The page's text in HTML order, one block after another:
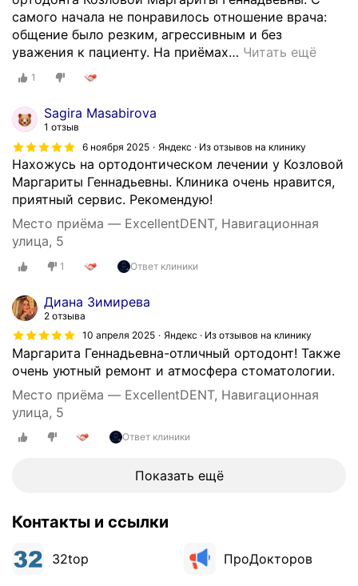
самого начала не понравилось отношение врача:
общение было резким, агрессивным и без
уважения к пациенту. На приёмах… Читать ещё
1
Sagira Masabirova
1 отзыв
6 ноября 2025
Яндекс · Из отзывов на клинику
Нахожусь на ортодонтическом лечении у Козловой
Маргариты Геннадьевны. Клиника очень нравится,
приятный сервис. Рекомендую!
Место приёма — ExcellentDENT, Навигационная
улица, 5
1 Ответ клиники
Диана Зимирева
2 отзыва
10 апреля 2025
Яндекс · Из отзывов на клинику
Маргарита Геннадьевна-отличный ортодонт! Также
очень уютный ремонт и атмосфера стоматологии.
Место приёма — ExcellentDENT, Навигационная
улица, 5
Ответ клиники
Показать ещё
Контакты и ссылки
32top ПроДокторов